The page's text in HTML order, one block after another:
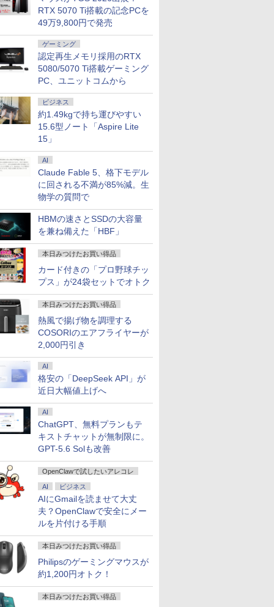
RTX 5070 Ti搭載の記念PCを
49万9,800円で発売
ゲーミング
認定再生メモリ採用のRTX
5080/5070 Ti搭載ゲーミング
PC、ユニットコムから
ビジネス
約1.49kgで持ち運びやすい
15.6型ノート「Aspire Lite
15」
AI
Claude Fable 5、格下モデル
に回される不満が85%減。生
物学の質問で
HBMの速さとSSDの大容量
を兼ね備えた「HBF」
本日みつけたお買い得品
カード付きの「プロ野球チッ
プス」が24袋セットでオトク
本日みつけたお買い得品
熱風で揚げ物を調理する
COSORIのエアフライヤーが
2,000円引き
AI
格安の「DeepSeek API」が
近日大幅値上げへ
AI
ChatGPT、無料プランもテ
キストチャットが無制限に。
GPT-5.6 Solも改善
OpenClawで試したいアレコレ
AI ビジネス
AIにGmailを読ませて大丈
夫？OpenClawで安全にメー
ルを片付ける手順
本日みつけたお買い得品
Philipsのゲーミングマウスが
約1,200円オトク！
本日みつけたお買い得品
ン限定価格】中古 Panasonic Let's note CF-SV1 Core i5 1145G7 第11世代CPU メモリ
Windows11 Pro CF-SV1RDLKS 1年保証 Bランク ノートパソコン【CA】 レッツノート
ノートpc 中古pc win11
10倍 送料無料 中古パソコン
11 Pro 64bit 搭載 DELL
シリーズ（7010等） Core i7 第3
3.4G/メモリ
DVD-ROM/激安セール
2
ト 新品 RTX5060 Ryzen7 5700X メモリ
16GB SSD500GB Windows11 デスクトッ
プPC モニター付き 23.8型 IPS 100Hz 1年
保証 高性能 配信 動画編集 eスポーツ 初心
パソコン
￥181,070
クーポン＋P最大31.5%還元！】KTC MegPad 25イン
14搭載 スマートタブレット ディスプレイ モバイル
FHD 10点マルチタッチ 8GB+128GB Qualcommチッ
ス/移動/家庭用 レディース A25Q5
ダンジョン攻略
異世界転生冒険
【電子書籍】[
7
【電子書籍】[ 山本やみー
￥792
8
ジョン奥地で殺されかけ
たがギフト『無限ガチ
讐＆『ざまぁ！』しま